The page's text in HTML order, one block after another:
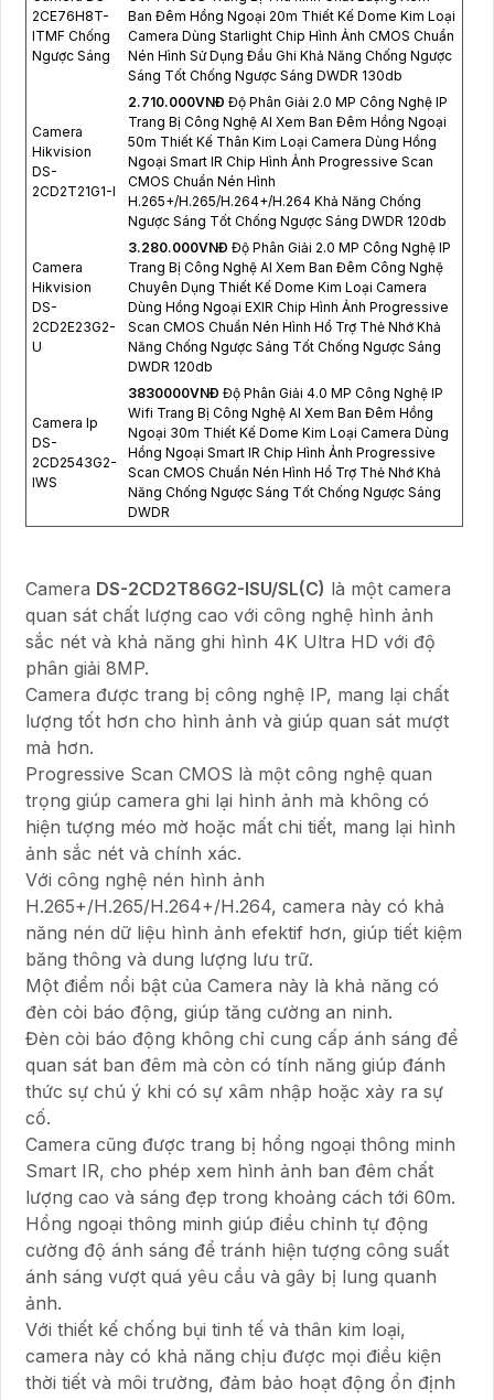
2CE76H8T-
ITMF Chống
Ngược Sáng
Ban Đêm Hồng Ngoại 20m Thiết Kế Dome Kim Loại
Camera Dùng Starlight Chip Hình Ảnh CMOS Chuẩn
Nén Hình Sử Dụng Đầu Ghi Khả Năng Chống Ngược
Sáng Tốt Chống Ngược Sáng DWDR 130db
Camera
Hikvision
DS-
2CD2T21G1-I
2.710.000VNÐ Độ Phân Giải 2.0 MP Công Nghệ IP
Trang Bị Công Nghệ AI Xem Ban Đêm Hồng Ngoại
50m Thiết Kế Thân Kim Loại Camera Dùng Hồng
Ngoại Smart IR Chip Hình Ảnh Progressive Scan
CMOS Chuẩn Nén Hình
H.265+/H.265/H.264+/H.264 Khả Năng Chống
Ngược Sáng Tốt Chống Ngược Sáng DWDR 120db
Camera
Hikvision
DS-
2CD2E23G2-
U
3.280.000VNÐ Độ Phân Giải 2.0 MP Công Nghệ IP
Trang Bị Công Nghệ AI Xem Ban Đêm Công Nghệ
Chuyên Dụng Thiết Kế Dome Kim Loại Camera
Dùng Hồng Ngoại EXIR Chip Hình Ảnh Progressive
Scan CMOS Chuẩn Nén Hình Hổ Trợ Thẻ Nhớ Khả
Năng Chống Ngược Sáng Tốt Chống Ngược Sáng
DWDR 120db
Camera Ip
DS-
2CD2543G2-
IWS
3830000VNÐ Độ Phân Giải 4.0 MP Công Nghệ IP
Wifi Trang Bị Công Nghệ AI Xem Ban Đêm Hồng
Ngoại 30m Thiết Kế Dome Kim Loại Camera Dùng
Hồng Ngoại Smart IR Chip Hình Ảnh Progressive
Scan CMOS Chuẩn Nén Hình Hổ Trợ Thẻ Nhớ Khả
Năng Chống Ngược Sáng Tốt Chống Ngược Sáng
DWDR
Camera DS-2CD2T86G2-ISU/SL(C) là một camera
quan sát chất lượng cao với công nghệ hình ảnh
sắc nét và khả năng ghi hình 4K Ultra HD với độ
phân giải 8MP.
Camera được trang bị công nghệ IP, mang lại chất
lượng tốt hơn cho hình ảnh và giúp quan sát mượt
mà hơn.
Progressive Scan CMOS là một công nghệ quan
trọng giúp camera ghi lại hình ảnh mà không có
hiện tượng méo mờ hoặc mất chi tiết, mang lại hình
ảnh sắc nét và chính xác.
Với công nghệ nén hình ảnh
H.265+/H.265/H.264+/H.264, camera này có khả
năng nén dữ liệu hình ảnh efektif hơn, giúp tiết kiệm
băng thông và dung lượng lưu trữ.
Một điểm nổi bật của Camera này là khả năng có
đèn còi báo động, giúp tăng cường an ninh.
Đèn còi báo động không chỉ cung cấp ánh sáng để
quan sát ban đêm mà còn có tính năng giúp đánh
thức sự chú ý khi có sự xâm nhập hoặc xảy ra sự
cố.
Camera cũng được trang bị hồng ngoại thông minh
Smart IR, cho phép xem hình ảnh ban đêm chất
lượng cao và sáng đẹp trong khoảng cách tới 60m.
Hồng ngoại thông minh giúp điều chỉnh tự động
cường độ ánh sáng để tránh hiện tượng công suất
ánh sáng vượt quá yêu cầu và gây bị lung quanh
ảnh.
Với thiết kế chống bụi tinh tế và thân kim loại,
camera này có khả năng chịu được mọi điều kiện
thời tiết và môi trường, đảm bảo hoạt động ổn định